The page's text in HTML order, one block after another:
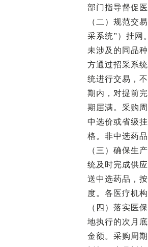
部门指导督促
（二）规范交
采系统”）挂网
未涉及的同品
方通过招采系
统进行交易，
期内，对提前
期届满。采购
中选价或省级
格。非中选药
（三）确保生
统及时完成供
送中选药品，
度。各医疗机
（四）落实医
地执行的次月
金额。采购周